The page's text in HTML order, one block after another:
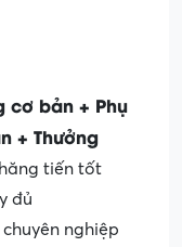
cơ bản + Phụ
+ Thưởng
tiến tốt
đủ
nghiệp